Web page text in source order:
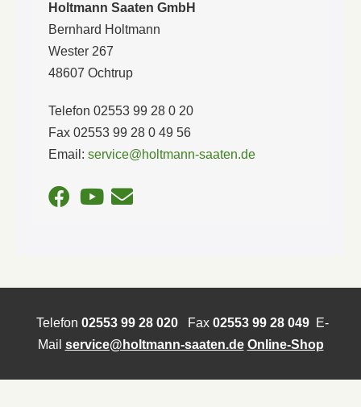
Holtmann Saaten GmbH
Bernhard Holtmann
Wester 267
48607 Ochtrup
Telefon 02553 99 28 0 20
Fax 02553 99 28 0 49 56
Email: service@holtmann-saaten.de
Telefon 02553 99 28 020Fax 02553 99 28 049E-
Mail service@holtmann-saaten.de Online-Shop